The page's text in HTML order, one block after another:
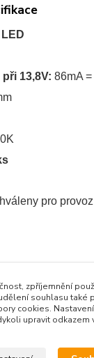
13,8V: 86mA
pro
zpříjemnění
souhlasu také
cookies.
upravit odkazem